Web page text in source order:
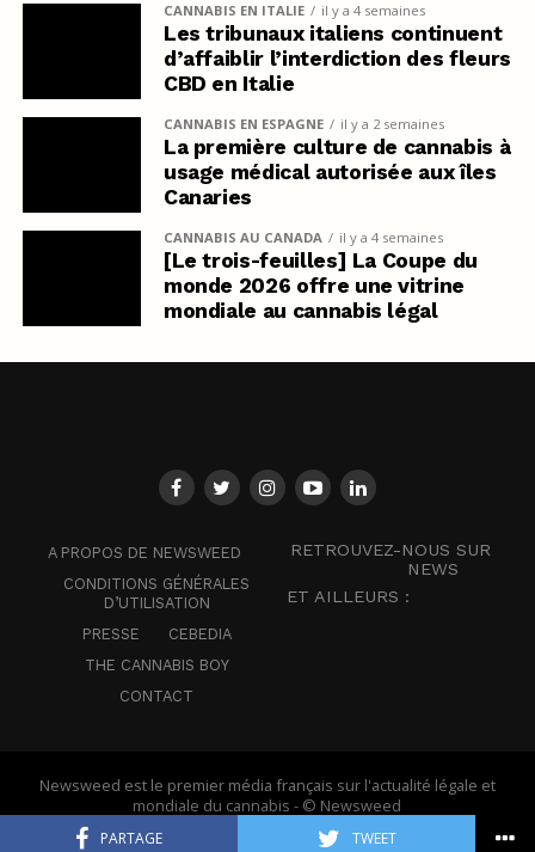
PARTAGE TWEET
CANNABIS EN ITALIE il y a 4 semaines
Les tribunaux italiens continuent
d’affaiblir l’interdiction des fleurs
CBD en Italie
CANNABIS EN ESPAGNE il y a 2 semaines
La première culture de cannabis à
usage médical autorisée aux îles
Canaries
CANNABIS AU CANADA il y a 4 semaines
[Le trois-feuilles] La Coupe du
monde 2026 offre une vitrine
mondiale au cannabis légal
A PROPOS DE NEWSWEED
CONDITIONS GÉNÉRALES
D’UTILISATION
PRESSE
CEBEDIA
THE CANNABIS BOY
CONTACT
RETROUVEZ-NOUS SUR
NEWS
ET AILLEURS :
Newsweed est le premier média français sur l'actualité légale et
mondiale du cannabis - © Newsweed